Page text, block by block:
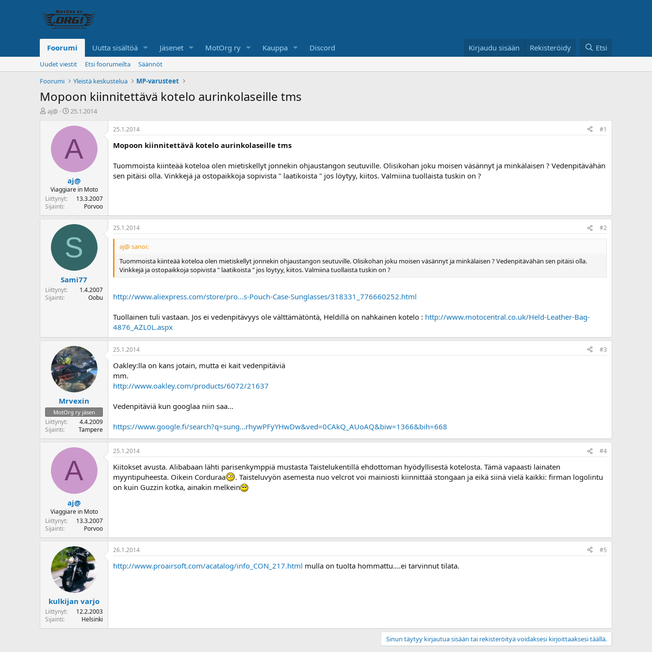
Foorumi Uutta sisältöä Jäsenet MotOrg ry Kauppa Discord Kirjaudu sisään Rekisteröidy Etsi
Uudet viestit Etsi foorumeilta
Säännöt
Foorumi
Yleistä keskustelua MP-varusteet
Mopoon kiinnitettävä kotelo aurinkolaseille tms
K
u
n
a
l
aj@
A
o
t
u
p
ä
i
25.1.2014
A
aj@
Viaggiare in Moto
Liittynyt
13.3.2007
Sijainti
Porvoo
25.1.2014 #1
Mopoon kiinnitettävä kotelo aurinkolaseille tms
Tuommoista kiinteää koteloa olen mietiskellyt jonnekin ohjaustangon seutuville. Olisikohan joku moisen väsännyt ja minkälaisen ? Vedenpitävähän
sen pitäisi olla. Vinkkejä ja ostopaikkoja sopivista " laatikoista " jos löytyy, kiitos. Valmiina tuollaista tuskin on ?
S
Sami77
Liittynyt
1.4.2007
Sijainti
Oobu
25.1.2014 #2
aj@ sanoi:
Tuommoista kiinteää koteloa olen mietiskellyt jonnekin ohjaustangon seutuville. Olisikohan joku moisen väsännyt ja minkälaisen ? Vedenpitävähän sen pitäisi olla.
Vinkkejä ja ostopaikkoja sopivista " laatikoista " jos löytyy, kiitos. Valmiina tuollaista tuskin on ?
http://www.aliexpress.com/store/pro...s-Pouch-Case-Sunglasses/318331_776660252.html
Tuollainen tuli vastaan. Jos ei vedenpitävyys ole välttämätöntä, Heldillä on nahkainen kotelo : http://www.motocentral.co.uk/Held-Leather-Bag-
4876_AZL0L.aspx
Mrvexin
MotOrg ry jäsen
Liittynyt
4.4.2009
Sijainti
Tampere
25.1.2014 #3
Oakley:lla on kans jotain, mutta ei kait vedenpitäviä
mm.
http://www.oakley.com/products/6072/21637
Vedenpitäviä kun googlaa niin saa...
https://www.google.fi/search?q=sung...rhywPFyYHwDw&ved=0CAkQ_AUoAQ&biw=1366&bih=668
A
aj@
Viaggiare in Moto
Liittynyt
13.3.2007
Sijainti
Porvoo
25.1.2014 #4
Kiitokset avusta. Alibabaan lähti parisenkymppiä mustasta Taistelukentillä ehdottoman hyödyllisestä kotelosta. Tämä vapaasti lainaten
myyntipuheesta. Oikein Corduraa
. Taisteluvyön asemesta nuo velcrot voi mainiosti kiinnittää stongaan ja eikä siinä vielä kaikki: firman logolintu
on kuin Guzzin kotka, ainakin melkein
kulkijan varjo
Liittynyt
12.2.2003
Sijainti
Helsinki
26.1.2014 #5
http://www.proairsoft.com/acatalog/info_CON_217.html mulla on tuolta hommattu....ei tarvinnut tilata.
Sinun täytyy kirjautua sisään tai rekisteröityä voidaksesi kirjoittaaksesi täällä.